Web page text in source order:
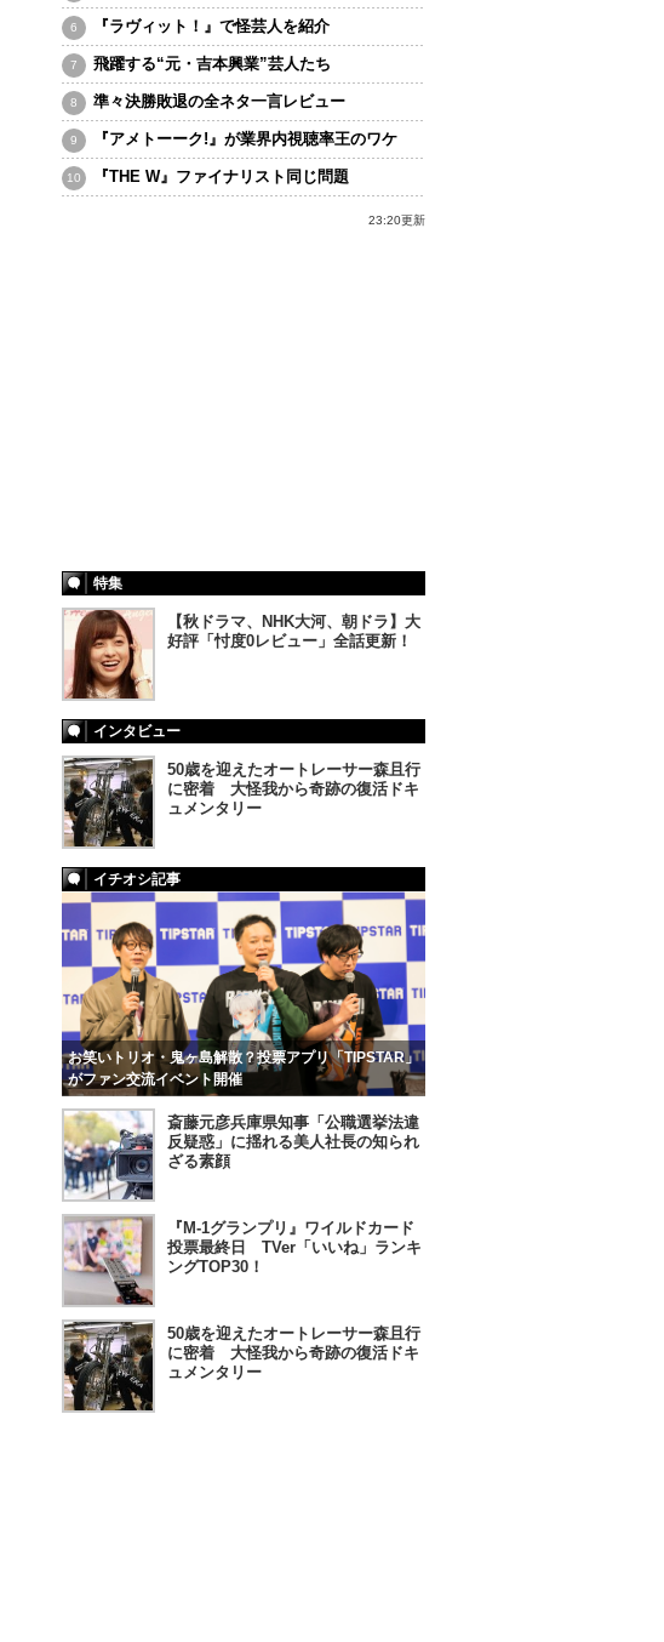
『ラヴィット！』で怪芸人を紹介
飛躍する“元・吉本興業”芸人たち
準々決勝敗退の全ネタ一言レビュー
『アメトーーク!』が業界内視聴率王のワケ
『THE W』ファイナリスト同じ問題
23:20更新
特集
【秋ドラマ、NHK大河、朝ドラ】大
好評「忖度0レビュー」全話更新！
インタビュー
50歳を迎えたオートレーサー森且行
に密着 大怪我から奇跡の復活ドキ
ュメンタリー
イチオシ記事
お笑いトリオ・鬼ヶ島解散？投票アプリ「TIPSTAR」
がファン交流イベント開催
斎藤元彦兵庫県知事「公職選挙法違
反疑惑」に揺れる美人社長の知られ
ざる素顔
『M-1グランプリ』ワイルドカード
投票最終日 TVer「いいね」ランキ
ングTOP30！
50歳を迎えたオートレーサー森且行
に密着 大怪我から奇跡の復活ドキ
ュメンタリー